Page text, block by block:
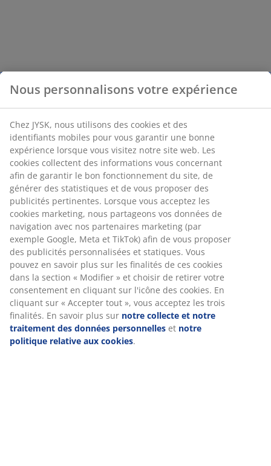
Nous personnalisons votre expérience
Chez JYSK, nous utilisons des cookies et des
identifiants mobiles pour vous garantir une bonne
expérience lorsque vous visitez notre site web. Les
cookies collectent des informations vous concernant
afin de garantir le bon fonctionnement du site, de
générer des statistiques et de vous proposer des
publicités pertinentes. Lorsque vous acceptez les
cookies marketing, nous partageons vos données de
navigation avec nos partenaires marketing (par
exemple Google, Meta et TikTok) afin de vous proposer
des publicités personnalisées et statiques. Vous
pouvez en savoir plus sur les finalités de ces cookies
dans la section « Modifier » et choisir de retirer votre
consentement en cliquant sur l'icône des cookies. En
cliquant sur « Accepter tout », vous acceptez les trois
finalités. En savoir plus sur notre collecte et notre
traitement des données personnelles et notre
politique relative aux cookies.